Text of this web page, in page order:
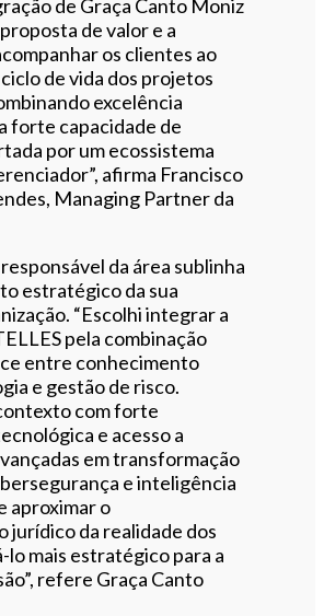
de Graça Canto Moniz
de valor e a
os clientes ao
de vida dos projetos
excelência
forte capacidade de
por um ecossistema
afirma Francisco
Managing Partner da
da área sublinha
estratégico da sua
“Escolhi integrar a
pela combinação
entre conhecimento
e gestão de risco.
com forte
e acesso a
em transformação
e inteligência
aproximar o
jurídico da realidade dos
mais estratégico para a
refere Graça Canto